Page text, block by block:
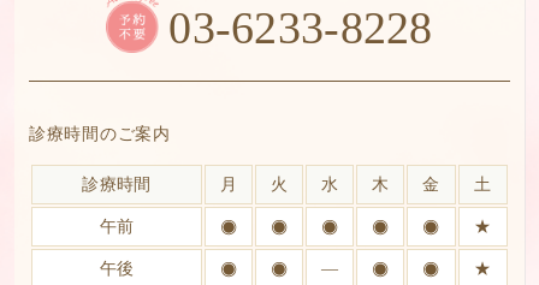
03-6233-8228
診療時間のご案内
診療時間 月 火 水 木 金 土
午前 ★
午後 ― ★